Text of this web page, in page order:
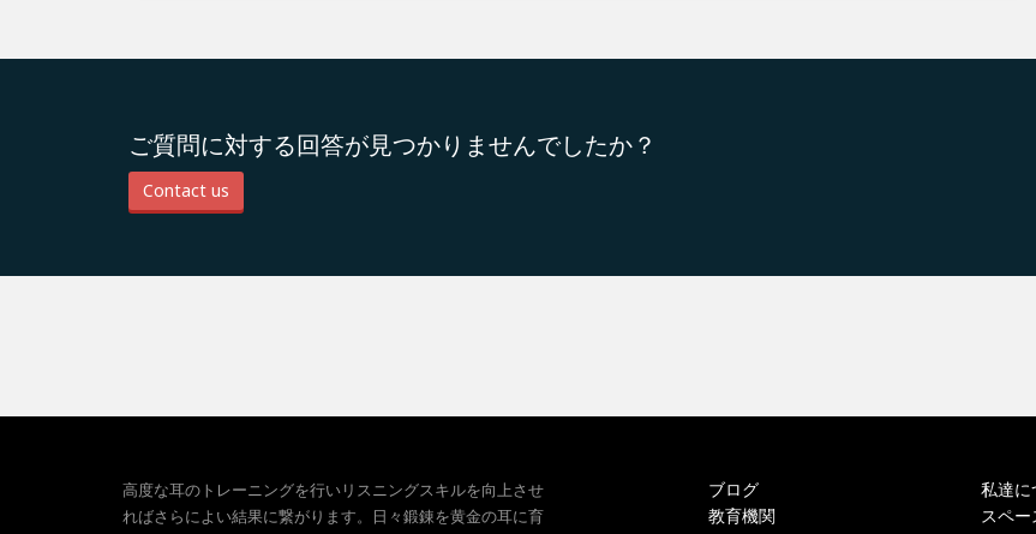
ご質問に対する回答が見つかりませんでしたか？
Contact us
高度な耳のトレーニングを行いリスニングスキルを向上させ
ればさらによい結果に繋がります。日々鍛錬を黄金の耳に育
ブログ
教育機関
私達に
スペー